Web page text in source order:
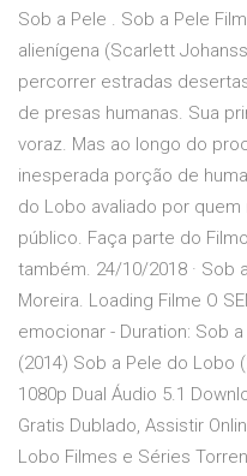
Sob a Pele . Sob a Pele
alienígena (Scarlett
percorrer estradas
de presas humanas. Sua
voraz. Mas ao longo do
inesperada porção de
do Lobo avaliado por
público. Faça parte do
também. 24/10/2018 · Sob
Moreira. Loading Filme O
emocionar - Duration: Sob
(2014) Sob a Pele do Lobo
1080p Dual Áudio 5.1
Gratis Dublado, Assistir
Lobo Filmes e Séries